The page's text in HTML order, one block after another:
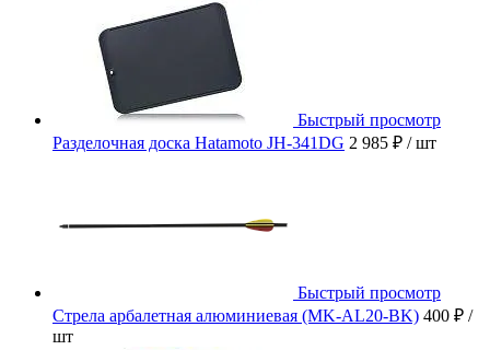
Быстрый просмотр
Разделочная доска Hatamoto JH-341DG 2 985 ₽ / шт
Быстрый просмотр
Стрела арбалетная алюминиевая (MK-AL20-BK) 400 ₽ /
шт